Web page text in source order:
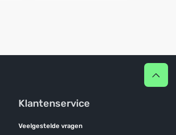
Klantenservice
Veelgestelde vragen